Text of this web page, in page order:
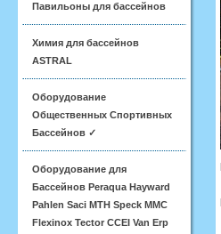
Павильоны для бассейнов
Химия для бассейнов
ASTRAL
Оборудование
Общественных Спортивных
Бассейнов ✓
Оборудование для
Бассейнов Peraqua Hayward
Pahlen Saci MTH Speck MMC
Flexinox Tector CCEI Van Erp